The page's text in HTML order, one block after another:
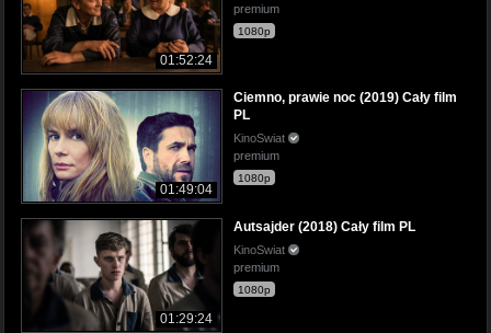
01:52:24
premium
1080p
01:49:04
Ciemno, prawie noc (2019) Cały film
PL
KinoSwiat
premium
1080p
01:29:24
Autsajder (2018) Cały film PL
KinoSwiat
premium
1080p